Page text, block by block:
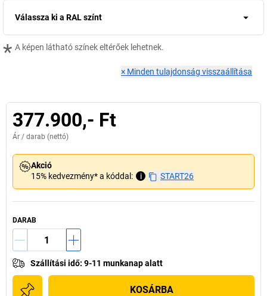
Válassza ki a RAL színt
* A képen látható színek eltérőek lehetnek.
× Minden tulajdonság visszaállítása
377.900,- Ft
Ár / darab (nettó)
Akció
15% kedvezmény* a kóddal:
i START26
DARAB
Szállítási idő: 9-11 munkanap alatt
KOSÁRBA